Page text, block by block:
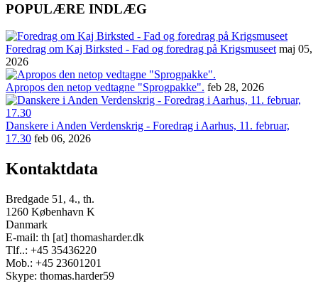
POPULÆRE INDLÆG
Foredrag om Kaj Birksted - Fad og foredrag på Krigsmuseet maj 05,
2026
Apropos den netop vedtagne "Sprogpakke". feb 28, 2026
Danskere i Anden Verdenskrig - Foredrag i Aarhus, 11. februar,
17.30 feb 06, 2026
Kontaktdata
Bredgade 51, 4., th.
1260 København K
Danmark
E-mail: th [at] thomasharder.dk
Tlf..: +45 35436220
Mob.: +45 23601201
Skype: thomas.harder59